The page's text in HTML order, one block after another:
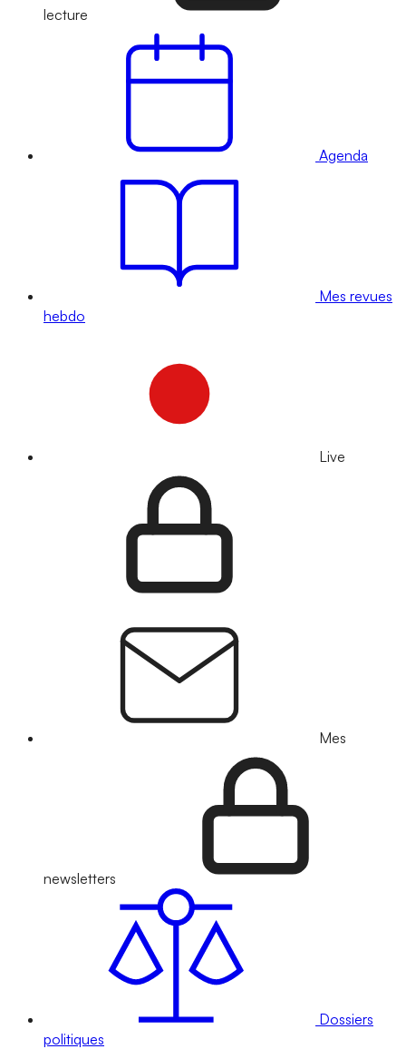
lecture
Agenda
Mes revues
hebdo
Live
Mes
newsletters
Dossiers
politiques